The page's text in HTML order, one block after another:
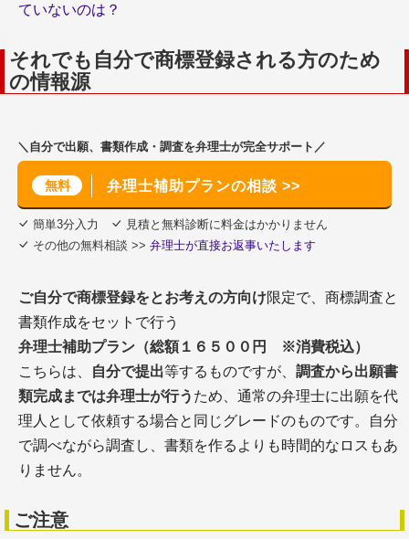
ていないのは？
それでも自分で商標登録される方のため
の情報源
＼自分で出願、書類作成・調査を弁理士が完全サポート／
無料 弁理士補助プランの相談 >>
簡単3分入力
見積と無料診断に料金はかかりません
その他の無料相談 >> 弁理士が直接お返事いたします
ご自分で商標登録をとお考えの方向け限定で、商標調査と
書類作成をセットで行う
弁理士補助プラン（総額１６５００円 ※消費税込）
こちらは、
自分で提出等するものですが、 調査から出願書
類完成までは弁理士が行う ため、通常の弁理士に出願を代
理人として依頼する場合と同じグレードのものです。自分
で調べながら調査し、書類を作るよりも時間的なロスもあ
りません。
ご注意